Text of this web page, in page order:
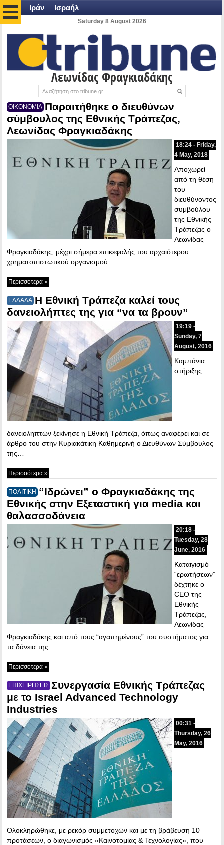
Ιράν Ισραήλ
Saturday 8 August 2026
Λεωνίδας Φραγκιαδάκης
ΟΙΚΟΝΟΜΙΑ Παραιτήθηκε ο διευθύνων
σύμβουλος της Εθνικής Τράπεζας,
Λεωνίδας Φραγκιαδάκης
18:24 - Friday,
4 May, 2018
Αποχωρεί
από τη θέση
του
διευθύνοντος
συμβούλου
της Εθνικής
Τράπεζας ο
Λεωνίδας
Φραγκιαδάκης, μέχρι σήμερα επικεφαλής του αρχαιότερου
χρηματοπιστωτικού οργανισμού…
Περισσότερα »
ΕΛΛΑΔΑ Η Εθνική Τράπεζα καλεί τους
δανειολήπτες της για “να τα βρουν”
19:19 -
Sunday, 7
August, 2016
Καμπάνια
στήριξης
δανειοληπτών ξεκίνησε η Εθνική Τράπεζα, όπως αναφέρει και σε
άρθρο του στην Κυριακάτικη Καθημερινή ο Διευθύνων Σύμβουλος
της…
Περισσότερα »
ΠΟΛΙΤΙΚΗ “Ιδρώνει” ο Φραγκιαδάκης της
Εθνικής στην Εξεταστική για media και
θαλασσοδάνεια
20:18 -
Tuesday, 28
June, 2016
Καταιγισμό
“ερωτήσεων”
δέχτηκε ο
CEO της
Εθνικής
Τράπεζας,
Λεωνίδας
Φραγκιαδάκης και από τους “αγαπημένους” του συστήματος για
τα δάνεια της…
Περισσότερα »
ΕΠΙΧΕΙΡΗΣΕΙΣ Συνεργασία Εθνικής Τράπεζας
με το Israel Advanced Technology
Industries
00:31 -
Thursday, 26
May, 2016
Ολοκληρώθηκε, με ρεκόρ συμμετοχών και με τη βράβευση 10
προτάσεων, ο διαγωνισμός «Καινοτομίας & Τεχνολογίας», που